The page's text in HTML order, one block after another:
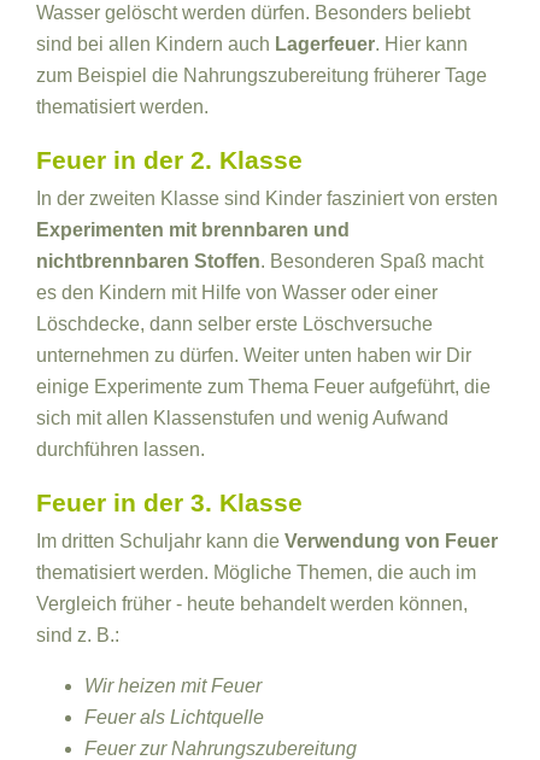
Wasser gelöscht werden dürfen. Besonders beliebt
sind bei allen Kindern auch Lagerfeuer. Hier kann
zum Beispiel die Nahrungszubereitung früherer Tage
thematisiert werden.
Feuer in der 2. Klasse
In der zweiten Klasse sind Kinder fasziniert von ersten
Experimenten mit brennbaren und
nichtbrennbaren Stoffen. Besonderen Spaß macht
es den Kindern mit Hilfe von Wasser oder einer
Löschdecke, dann selber erste Löschversuche
unternehmen zu dürfen. Weiter unten haben wir Dir
einige Experimente zum Thema Feuer aufgeführt, die
sich mit allen Klassenstufen und wenig Aufwand
durchführen lassen.
Feuer in der 3. Klasse
Im dritten Schuljahr kann die Verwendung von Feuer
thematisiert werden. Mögliche Themen, die auch im
Vergleich früher - heute behandelt werden können,
sind z. B.:
Wir heizen mit Feuer
Feuer als Lichtquelle
Feuer zur Nahrungszubereitung